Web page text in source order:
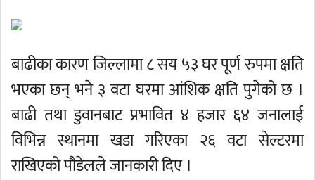
बाढीका कारण जिल्लामा ८ सय ५३ घर पूर्ण रुपमा क्षति
भएका छन् भने ३ वटा घरमा आंशिक क्षति पुगेको छ ।
बाढी तथा डुवानबाट प्रभावित ४ हजार ६४ जनालाई
विभिन्न स्थानमा खडा गरिएका २६ वटा सेल्टरमा
राखिएको पौडेलले जानकारी दिए ।